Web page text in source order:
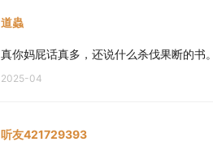
道蟲
真你妈屁话真多，还说什么杀伐果断的书
2025-04
听友421729393